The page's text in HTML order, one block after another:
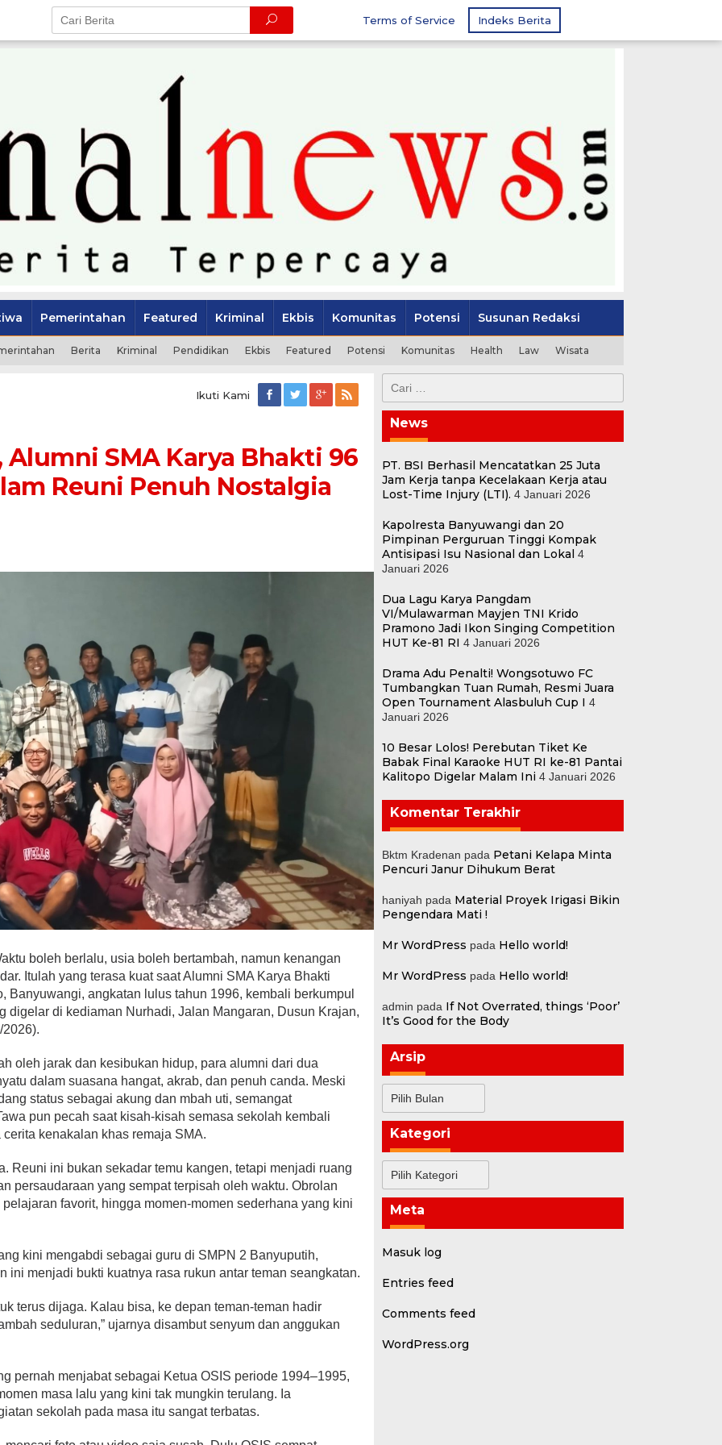
Terms of Service Indeks Berita
Pemerintahan Featured Kriminal Ekbis Komunitas Potensi Susunan Redaksi
Berita Kriminal Pendidikan Ekbis Featured Potensi Komunitas Health Law Wisata
Ikuti Kami
SMA Karya Bhakti 96
Reuni Penuh Nostalgia
boleh berlalu, usia boleh bertambah, namun kenangan
Itulah yang terasa kuat saat Alumni SMA Karya Bhakti
Banyuwangi, angkatan lulus tahun 1996, kembali berkumpul
digelar di kediaman Nurhadi, Jalan Mangaran, Dusun Krajan,
oleh jarak dan kesibukan hidup, para alumni dari dua
dalam suasana hangat, akrab, dan penuh canda. Meski
status sebagai akung dan mbah uti, semangat
pun pecah saat kisah-kisah semasa sekolah kembali
kenakalan khas remaja SMA.
Reuni ini bukan sekadar temu kangen, tetapi menjadi ruang
persaudaraan yang sempat terpisah oleh waktu. Obrolan
favorit, hingga momen-momen sederhana yang kini
kini mengabdi sebagai guru di SMPN 2 Banyuputih,
ini menjadi bukti kuatnya rasa rukun antar teman seangkatan.
terus dijaga. Kalau bisa, ke depan teman-teman hadir
seduluran,” ujarnya disambut senyum dan anggukan
pernah menjabat sebagai Ketua OSIS periode 1994–1995,
masa lalu yang kini tak mungkin terulang. Ia
sekolah pada masa itu sangat terbatas.
untuk:
News
PT. BSI Berhasil Mencatatkan 25 Juta
Jam Kerja tanpa Kecelakaan Kerja atau
Lost-Time Injury (LTI). 4 Januari 2026
Kapolresta Banyuwangi dan 20
Pimpinan Perguruan Tinggi Kompak
Antisipasi Isu Nasional dan Lokal 4
Januari 2026
Dua Lagu Karya Pangdam
VI/Mulawarman Mayjen TNI Krido
Pramono Jadi Ikon Singing Competition
HUT Ke-81 RI 4 Januari 2026
Drama Adu Penalti! Wongsotuwo FC
Tumbangkan Tuan Rumah, Resmi Juara
Open Tournament Alasbuluh Cup I 4
Januari 2026
10 Besar Lolos! Perebutan Tiket Ke
Babak Final Karaoke HUT RI ke-81 Pantai
Kalitopo Digelar Malam Ini 4 Januari 2026
Komentar Terakhir
Bktm Kradenan pada Petani Kelapa Minta
Pencuri Janur Dihukum Berat
haniyah pada Material Proyek Irigasi Bikin
Pengendara Mati !
Mr WordPress pada Hello world!
Mr WordPress pada Hello world!
admin pada If Not Overrated, things ‘Poor’
It’s Good for the Body
Arsip
Kategori
Meta
Masuk log
Entries feed
Comments feed
WordPress.org